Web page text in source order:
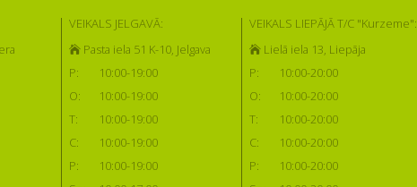
VEIKALS JELGAVĀ:
Pasta iela 51 K-10, Jelgava
P:
10:00-19:00
O:
10:00-19:00
T:
10:00-19:00
C:
10:00-19:00
P:
10:00-19:00
VEIKALS LIEPĀJĀ T/C "Kurzeme":
Lielā iela 13, Liepāja
P:
10:00-20:00
O:
10:00-20:00
T:
10:00-20:00
C:
10:00-20:00
P:
10:00-20:00